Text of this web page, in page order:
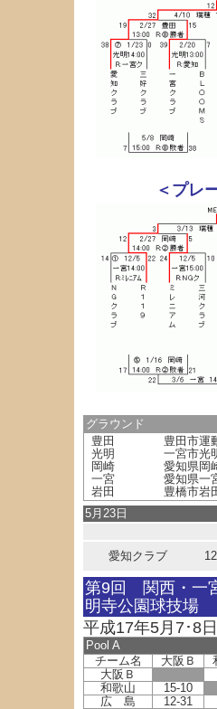
＜プレ
グラウンド
豊田
豊田市運
光明
一宮市光
岡崎
愛知県岡
一宮
愛知県一
岩田
豊橋市岩
5月23日
愛知クラブ
第9回 関西・一
明寺公園球技場
平成17年5月7･8日
Pool A
チーム名
大阪Ｂ
大阪Ｂ
和歌山
15-10
広 島
12-31